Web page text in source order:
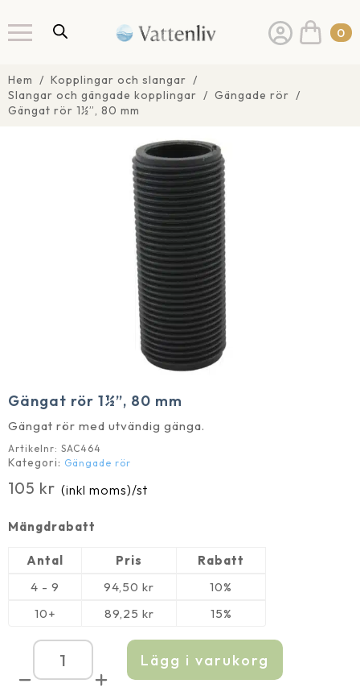
0
Hem
Kopplingar och slangar
Slangar och gängade kopplingar
Gängade rör
Gängat rör 1½”, 80 mm
Gängat rör 1½”, 80 mm
Gängat rör med utvändig gänga.
Artikelnr: SAC464
Kategori: Gängade rör
105 kr (inkl moms)/st
Mängdrabatt
Antal Pris
Rabatt
4 - 9
94,50 kr
10%
10+
89,25 kr 15%
Gängat
rör
Lägg i varukorg